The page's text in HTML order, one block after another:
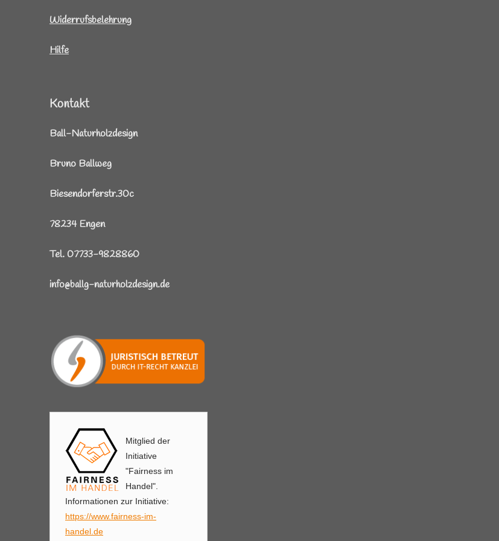
Widerrufsbelehrung
Hilfe
Kontakt
Ball-Naturholzdesign
Bruno Ballweg
Biesendorferstr.30c
78234 Engen
Tel. 07733-9828860
info@ballg-naturholzdesign.de
Mitglied der
Initiative
"Fairness im
Handel".
Informationen zur Initiative:
https://www.fairness-im-
handel.de